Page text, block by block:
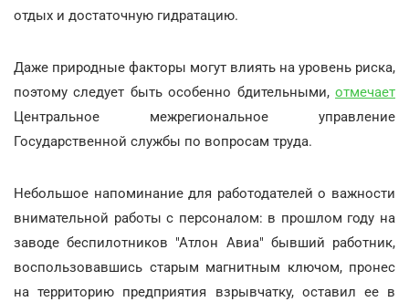
отдых и достаточную гидратацию.
Даже природные факторы могут влиять на уровень риска,
поэтому следует быть особенно бдительными, отмечает
Центральное межрегиональное управление
Государственной службы по вопросам труда.
Небольшое напоминание для работодателей о важности
внимательной работы с персоналом: в прошлом году на
заводе беспилотников "Атлон Авиа" бывший работник,
воспользовавшись старым магнитным ключом, пронес
на территорию предприятия взрывчатку, оставил ее в